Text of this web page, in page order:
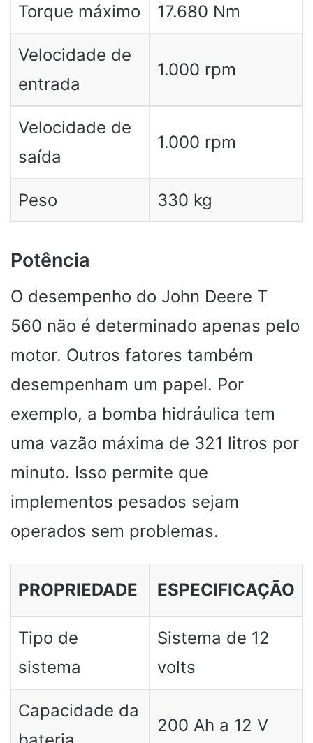
Torque máximo 17.680 Nm
Velocidade de
entrada
1.000 rpm
Velocidade de
saída
1.000 rpm
Peso 330 kg
Potência
O desempenho do John Deere T
560 não é determinado apenas pelo
motor. Outros fatores também
desempenham um papel. Por
exemplo, a bomba hidráulica tem
uma vazão máxima de 321 litros por
minuto. Isso permite que
implementos pesados ​​sejam
operados sem problemas.
PROPRIEDADE ESPECIFICAÇÃO
Tipo de
sistema
Sistema de 12
volts
Capacidade da
200 Ah a 12 V